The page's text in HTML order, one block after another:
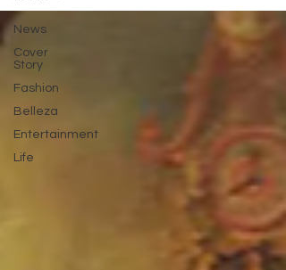
News
Cover
Story
Fashion
Belleza
Entertainment
Life